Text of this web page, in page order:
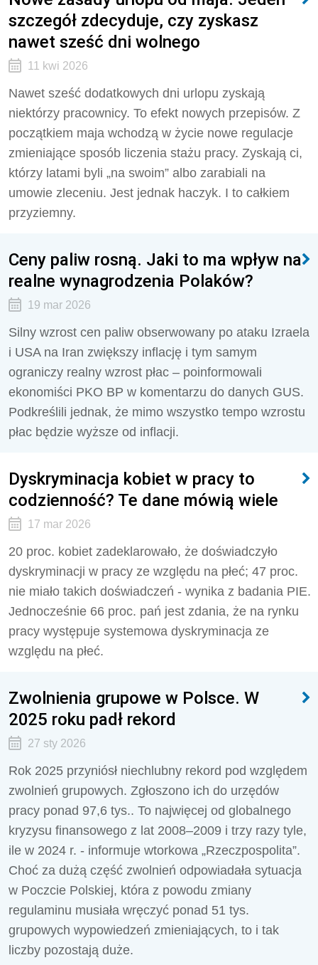
szczegół zdecyduje, czy zyskasz
nawet sześć dni wolnego
11 kwi 2026
Nawet sześć dodatkowych dni urlopu zyskają
niektórzy pracownicy. To efekt nowych przepisów. Z
początkiem maja wchodzą w życie nowe regulacje
zmieniające sposób liczenia stażu pracy. Zyskają ci,
którzy latami byli „na swoim” albo zarabiali na
umowie zleceniu. Jest jednak haczyk. I to całkiem
przyziemny.
Ceny paliw rosną. Jaki to ma wpływ na
realne wynagrodzenia Polaków?
19 mar 2026
Silny wzrost cen paliw obserwowany po ataku Izraela
i USA na Iran zwiększy inflację i tym samym
ograniczy realny wzrost płac – poinformowali
ekonomiści PKO BP w komentarzu do danych GUS.
Podkreślili jednak, że mimo wszystko tempo wzrostu
płac będzie wyższe od inflacji.
Dyskryminacja kobiet w pracy to
codzienność? Te dane mówią wiele
17 mar 2026
20 proc. kobiet zadeklarowało, że doświadczyło
dyskryminacji w pracy ze względu na płeć; 47 proc.
nie miało takich doświadczeń - wynika z badania PIE.
Jednocześnie 66 proc. pań jest zdania, że na rynku
pracy występuje systemowa dyskryminacja ze
względu na płeć.
Zwolnienia grupowe w Polsce. W
2025 roku padł rekord
27 sty 2026
Rok 2025 przyniósł niechlubny rekord pod względem
zwolnień grupowych. Zgłoszono ich do urzędów
pracy ponad 97,6 tys.. To najwięcej od globalnego
kryzysu finansowego z lat 2008–2009 i trzy razy tyle,
ile w 2024 r. - informuje wtorkowa „Rzeczpospolita”.
Choć za dużą część zwolnień odpowiadała sytuacja
w Poczcie Polskiej, która z powodu zmiany
regulaminu musiała wręczyć ponad 51 tys.
grupowych wypowiedzeń zmieniających, to i tak
liczby pozostają duże.